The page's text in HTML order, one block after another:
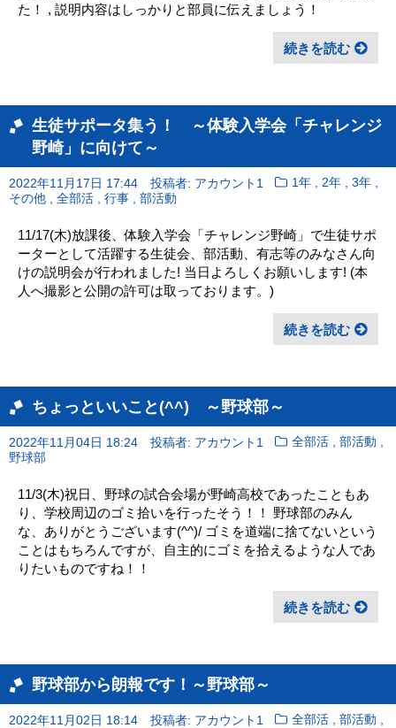
た！ , 説明内容はしっかりと部員に伝えましょう！
続きを読む
生徒サポータ集う！ ～体験入学会「チャレンジ
野崎」に向けて～
2022年11月17日 17:44 投稿者: アカウント1 1年 ,2年 ,3年 ,
その他 , 全部活 , 行事 , 部活動
11/17(木)放課後、体験入学会「チャレンジ野崎」で生徒サポ
ーターとして活躍する生徒会、部活動、有志等のみなさん向
けの説明会が行われました! 当日よろしくお願いします! (本
人へ撮影と公開の許可は取っております。)
続きを読む
ちょっといいこと(^^) ～野球部～
2022年11月04日 18:24 投稿者: アカウント1 全部活 ,部活動 ,
野球部
11/3(木)祝日、野球の試合会場が野崎高校であったこともあ
り、学校周辺のゴミ拾いを行ったそう！！ 野球部のみん
な、ありがとうございます(^^)/ ゴミを道端に捨てないという
ことはもちろんですが、自主的にゴミを拾えるような人であ
りたいものですね！！
続きを読む
野球部から朗報です！～野球部～
2022年11月02日 18:14 投稿者: アカウント1 全部活 ,部活動 ,